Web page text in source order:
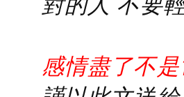
感情盡了不